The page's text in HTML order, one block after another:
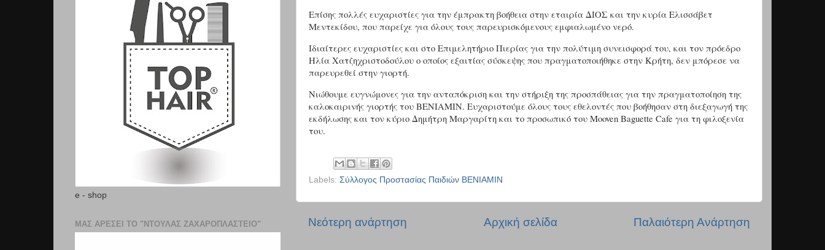
Επίσης πολλές ευχαριστίες για την έμπρακτη βοήθεια στην εταιρία ΔΙΟΣ και την κυρία Ελισσάβετ
Μεντεκίδου, που παρείχε για όλους τους παρευρισκόμενους εμφιαλωμένο νερό.
Ιδιαίτερες ευχαριστίες και στο Επιμελητήριο Πιερίας για την πολύτιμη συνεισφορά του, και τον πρόεδρο
Ηλία Χατζηχριστοδούλου ο οποίος εξαιτίας σύσκεψης που πραγματοποιήθηκε στην Κρήτη, δεν μπόρεσε να
παρευρεθεί στην γιορτή.
Νιώθουμε ευγνώμονες για την ανταπόκριση και την στήριξη της προσπάθειας για την πραγματοποίηση της
καλοκαιρινής γιορτής του ΒΕΝΙΑΜΙΝ. Ευχαριστούμε όλους τους εθελοντές που βοήθησαν στη διεξαγωγή της
εκδήλωσης και τον κύριο Δημήτρη Μαργαρίτη και το προσωπικό του Mooven Baguette Cafe για τη φιλοξενία
του.
Labels: Σύλλογος Προστασίας Παιδιών ΒΕΝΙΑΜΙΝ
Νεότερη ανάρτηση Παλαιότερη Ανάρτηση
Αρχική σελίδα
e - shop
ΜΑΣ ΑΡΕΣΕΙ ΤΟ "ΝΤΟΥΛΑΣ ΖΑΧΑΡΟΠΛΑΣΤΕΊΟ"